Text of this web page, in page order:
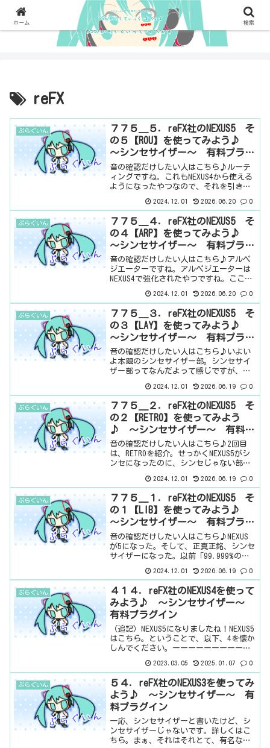
reFX
ぷらぐいん
７７５＿５．reFX社のNEXUS5 そ
の５【ROU】を使ってみよう♪
～シンセサイザー～ 有料プラグ
イン
音の確認だけしたい人はこちら♪ルーテ
ィングですね。これもNEXUS4から使える
ようになったやつなので、それを引き継
係を調整できるわけです。また、音量や
パンの設定もここでできます。そして、
それより、なにより...
2024.12.01 2026.06.20 0
ぷらぐいん
７７５＿４．reFX社のNEXUS5 そ
の４【ARP】を使ってみよう♪
～シンセサイザー～ 有料プラグ
イン
音の確認だけしたい人はこちら♪アルペ
ジエーターですね。アルペジエーターは
NEXUS4で強化されたやつですね。ここ
ンロードはこちら。インストール方法
reFX Cloudというソフトからインストー
ル見た目はこ...
2024.12.01 2026.06.20 0
ぷらぐいん
７７５＿３．reFX社のNEXUS5 そ
の３【LAY】を使ってみよう♪
～シンセサイザー～ 有料プラグ
イン
音の確認だけしたい人はこちら♪いよい
よ本題のシンセサイザー部。シンセサイ
ザー部ってなんだよって感じですが、今
パッと見た感じは・・・うーん、見にく
い。まぁ、このあたりは、シンセサイザ
ーによって色々ですね。一...
2024.12.01 2026.06.19 0
ぷらぐいん
７７５＿２．reFX社のNEXUS5 そ
の２【RETRO】を使ってみよう
♪ ～シンセサイザー～ 有料プ
ラグイン
音の確認だけしたい人はこちら♪2回目
は、RETROを紹介。せっかくNEXUS5がシ
ンセになったのに、シンセじゃない部分
NEXUS2の見た目が使えるやつ。RETROの
上にN2と書いているのは、NEXUS2...
2024.12.01 2026.06.19 0
ぷらぐいん
７７５＿１．reFX社のNEXUS5 そ
の１【LIB】を使ってみよう♪
～シンセサイザー～ 有料プラグ
イン
音の確認だけしたい人はこちら♪NEXUS
が5になった。そして、正真正銘、シンセ
サイザーになった。以前「99.999%の
い～Nexus3とVital～」というのを書い
た。ここで、NEXUSはシンセサイザ...
2024.12.01 2026.06.19 0
ぷらぐいん
４１４．reFX社のNEXUS4を使って
みよう♪ ～シンセサイザー～
有料プラグイン
（追記）NEXUS5になりましたね！NEXUS5
はこちら。ということで、以下、4を懐か
しんでください。ーーーーーーーーーー
って、いつの話だ。NEXUS3は紹介した。
で、4になったんだけど、それほど変...
2023.03.05 2025.01.07 0
ぷらぐいん
５４．reFX社のNEXUS3を使ってみ
よう♪ ～シンセサイザー～ 有
料プラグイン
一応、シンセサイザーと書いたけど、シ
ンセサイザーじゃないです。詳しくはこ
ちら。まぁ、それはそれとて、有名な
ホーム 検索